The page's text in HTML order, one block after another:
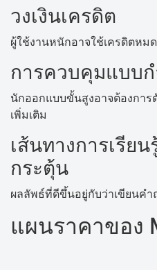
วงเงินเครดิต
ผู้ใช้งานหนักอาจใช้เครดิตหมด
การควบคุมแบบ
นักออกแบบขั้นสูงอาจต้องการ
เพิ่มเติม
เส้นทางการเรีย
กระตุ้น
ผลลัพธ์ที่ดีขึ้นอยู่กับว่าเขียนค
แผนราคาของ